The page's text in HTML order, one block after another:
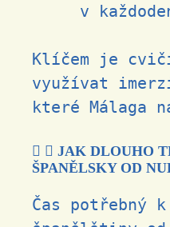
v
Klíčem je
využívat
které Málaga
JAK DLOUHO
ŠPANĚLSKY OD
Čas potřebný